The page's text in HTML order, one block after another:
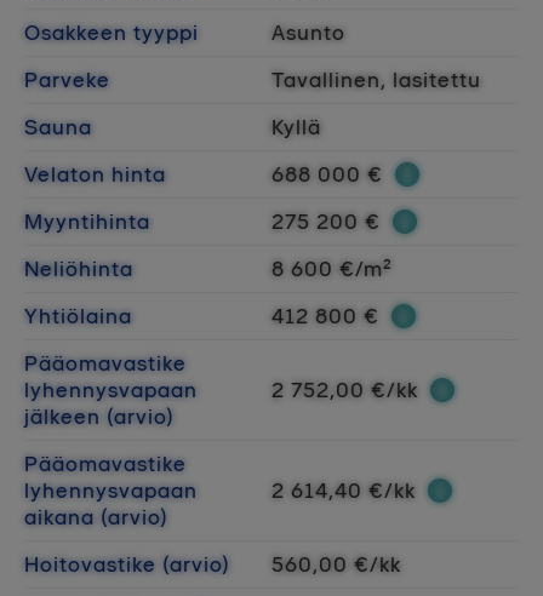
Osakkeen tyyppi
Asunto
Parveke
Tavallinen, lasitettu
Sauna
Kyllä
Velaton hinta
688 000 €
Myyntihinta
275 200 €
Neliöhinta
8 600 €/m²
Yhtiölaina
412 800 €
Pääomavastike
lyhennysvapaan
jälkeen (arvio)
2 752,00 €/kk
Pääomavastike
lyhennysvapaan
aikana (arvio)
2 614,40 €/kk
Hoitovastike (arvio)
560,00 €/kk